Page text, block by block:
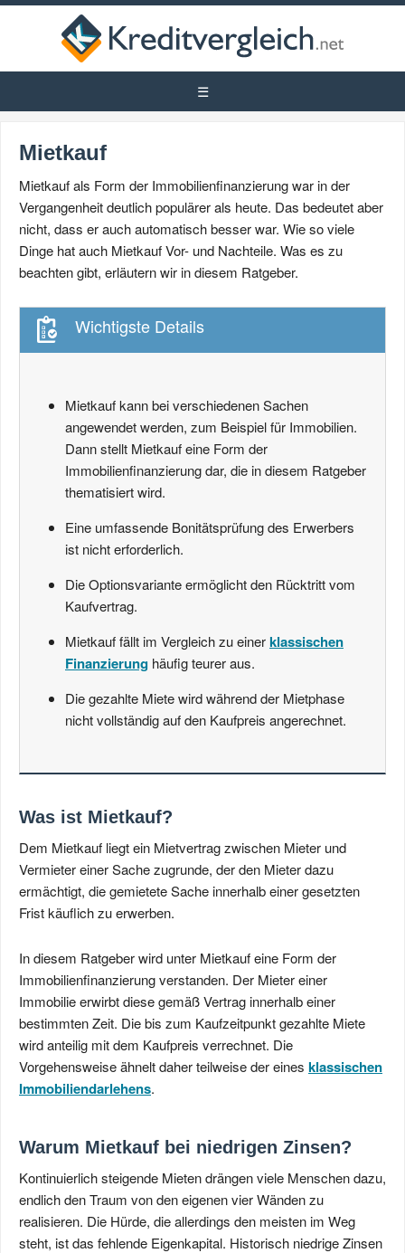
Mietkauf
Mietkauf als Form der Immobilienfinanzierung war in der
Vergangenheit deutlich populärer als heute. Das bedeutet aber
nicht, dass er auch automatisch besser war. Wie so viele
Dinge hat auch Mietkauf Vor- und Nachteile. Was es zu
beachten gibt, erläutern wir in diesem Ratgeber.
Wichtigste Details
Mietkauf kann bei verschiedenen Sachen
angewendet werden, zum Beispiel für Immobilien.
Dann stellt Mietkauf eine Form der
Immobilienfinanzierung dar, die in diesem Ratgeber
thematisiert wird.
Eine umfassende Bonitätsprüfung des Erwerbers
ist nicht erforderlich.
Die Optionsvariante ermöglicht den Rücktritt vom
Kaufvertrag.
Mietkauf fällt im Vergleich zu einerklassischen
Finanzierung häufig teurer aus.
Die gezahlte Miete wird während der Mietphase
nicht vollständig auf den Kaufpreis angerechnet.
Was ist Mietkauf?
Dem Mietkauf liegt ein Mietvertrag zwischen Mieter und
Vermieter einer Sache zugrunde, der den Mieter dazu
ermächtigt, die gemietete Sache innerhalb einer gesetzten
Frist käuflich zu erwerben.
In diesem Ratgeber wird unter Mietkauf eine Form der
Immobilienfinanzierung verstanden. Der Mieter einer
Immobilie erwirbt diese gemäß Vertrag innerhalb einer
bestimmten Zeit. Die bis zum Kaufzeitpunkt gezahlte Miete
wird anteilig mit dem Kaufpreis verrechnet. Die
Vorgehensweise ähnelt daher teilweise der eines klassischen
Immobiliendarlehens.
Warum Mietkauf bei niedrigen Zinsen?
Kontinuierlich steigende Mieten drängen viele Menschen dazu,
endlich den Traum von den eigenen vier Wänden zu
realisieren. Die Hürde, die allerdings den meisten im Weg
steht, ist das fehlende Eigenkapital. Historisch niedrige Zinsen